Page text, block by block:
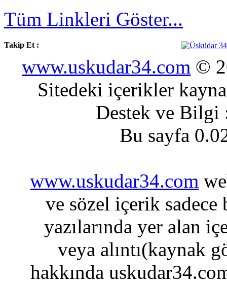
Tüm Linkleri Göster...
Takip Et :
www.uskudar34.com ©
Sitedeki içerikler
Destek ve
Bu sayfa
www.uskudar34.com
ve sözel içerik sadece
yazılarında yer alan
veya alıntı(kaynak
hakkında